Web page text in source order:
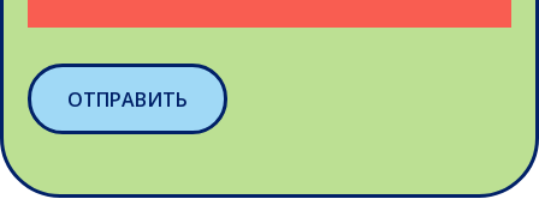
ОТПРАВИТЬ